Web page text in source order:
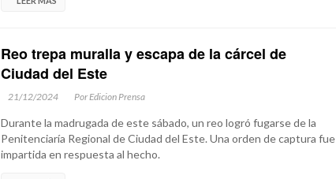
Reo trepa muralla y escapa de la cárcel de
Ciudad del Este
21/12/2024 Por Edicion Prensa
Durante la madrugada de este sábado, un reo logró fugarse de la
Penitenciaría Regional de Ciudad del Este. Una orden de captura fue
impartida en respuesta al hecho.